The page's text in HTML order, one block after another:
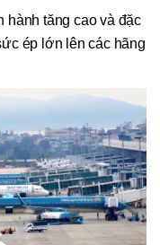
hành tăng cao và đặc
ép lớn lên các hãng